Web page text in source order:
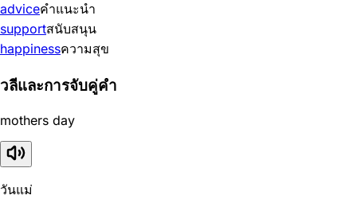
adviceคำแนะนำ
supportสนับสนุน
happinessความสุข
วลีและการจับคู่คำ
mothers day
วันแม่